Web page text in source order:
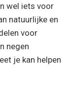
wel iets voor
natuurlijke en
voor
negen
je kan helpen